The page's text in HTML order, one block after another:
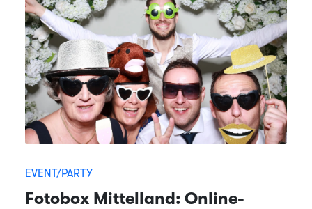
EVENT/PARTY
Fotobox Mittelland: Online-